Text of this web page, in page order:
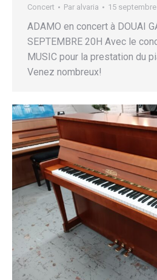
Concert Par alvaria 15
ADAMO en concert à DOUAI
SEPTEMBRE 20H Avec le
MUSIC pour la prestation du
Venez nombreux!